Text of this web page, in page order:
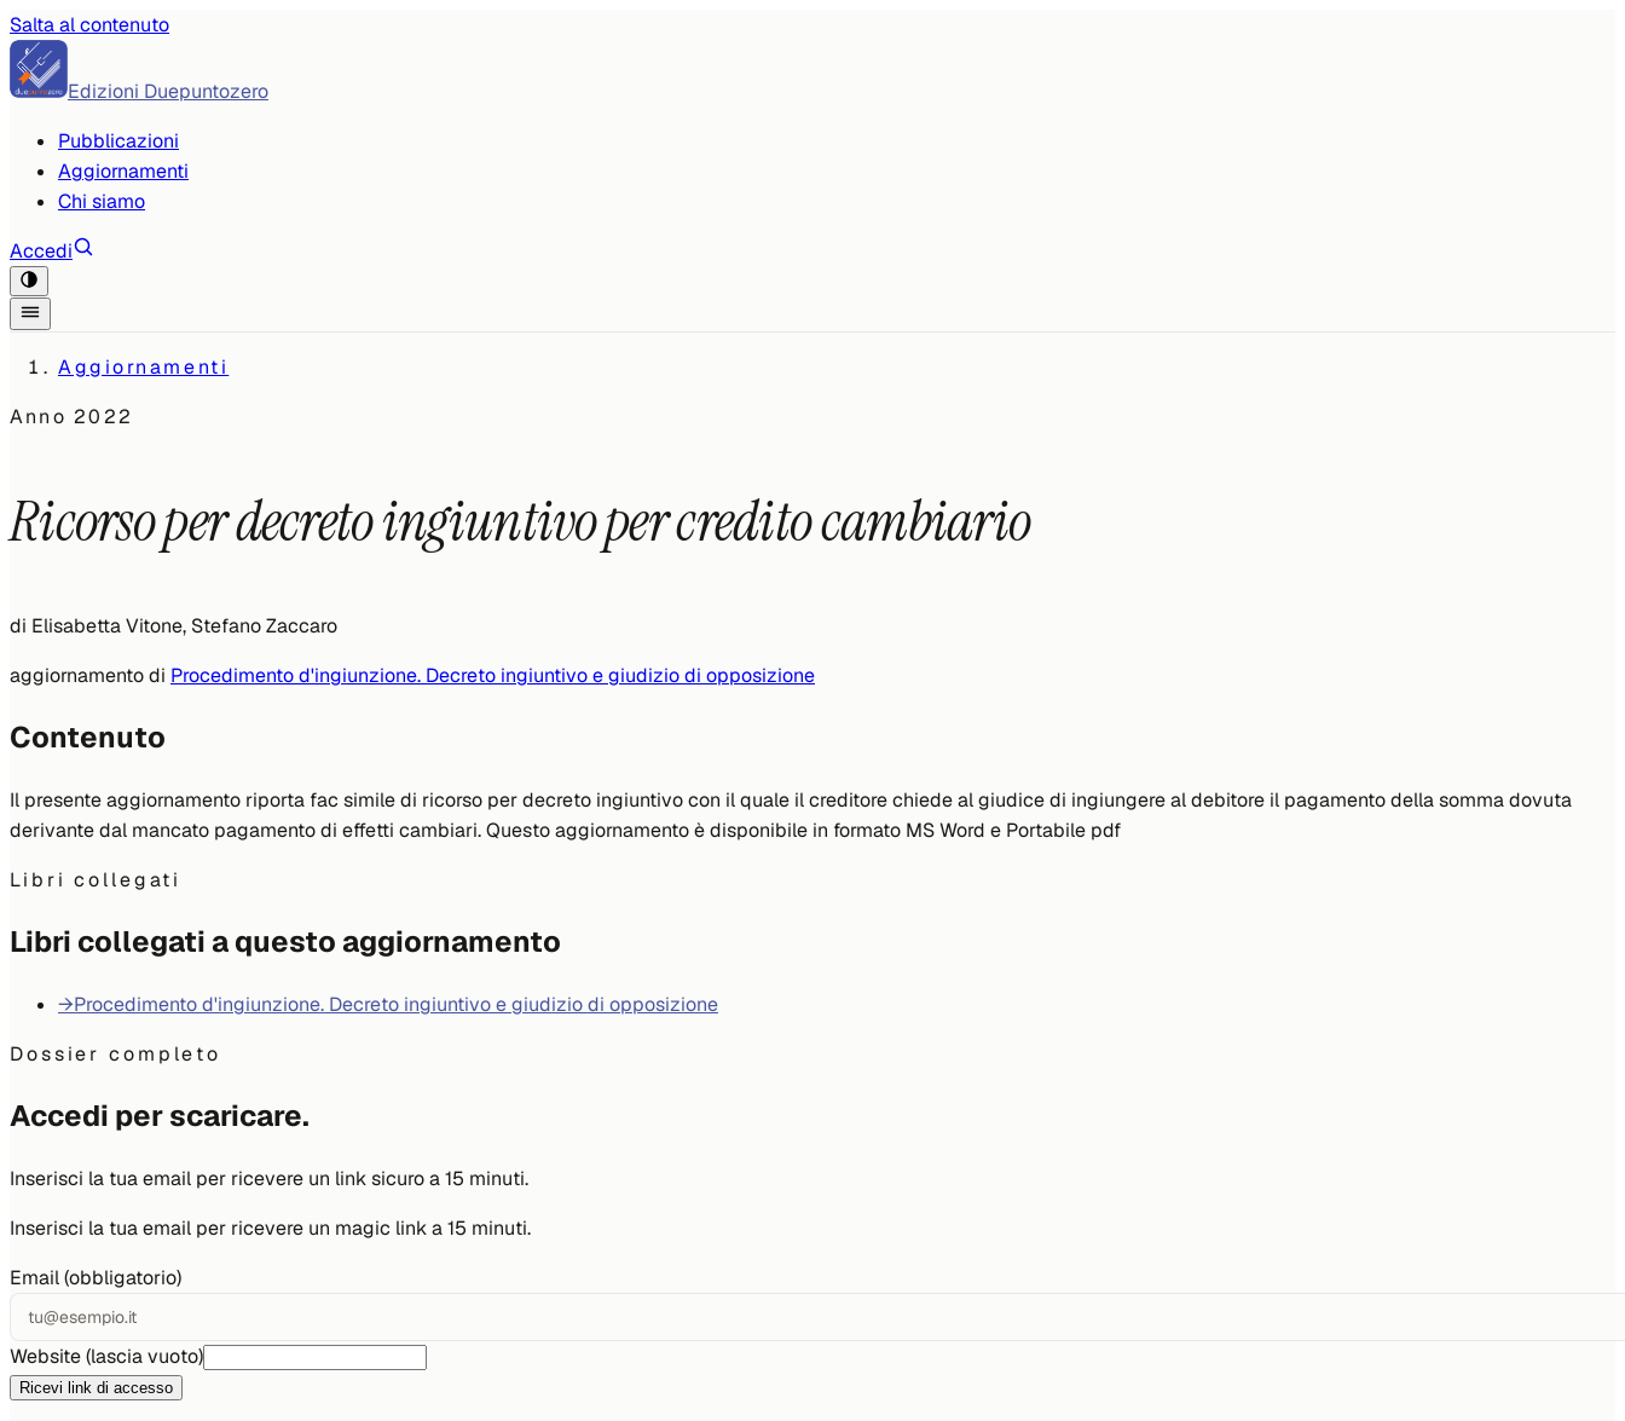
Salta al contenuto
Edizioni Duepuntozero
Pubblicazioni
Aggiornamenti
Chi siamo
Accedi
Aggiornamenti
Anno2022
Ricorso per decreto ingiuntivo per credito cambiario
di Elisabetta Vitone, Stefano Zaccaro
aggiornamento di Procedimento d'ingiunzione. Decreto ingiuntivo e giudizio di opposizione
Contenuto
Il presente aggiornamento riporta fac simile di ricorso per decreto ingiuntivo con il quale il creditore chiede al giudice di ingiungere al debitore il pagamento della somma dovuta
derivante dal mancato pagamento di effetti cambiari. Questo aggiornamento è disponibile in formato MS Word e Portabile pdf
Libri collegati
Libri collegati a questo aggiornamento
→Procedimento d'ingiunzione. Decreto ingiuntivo e giudizio di opposizione
Dossier completo
Accedi per scaricare.
Inserisci la tua email per ricevere un link sicuro a 15 minuti.
Inserisci la tua email per ricevere un magic link a 15 minuti.
Email (obbligatorio)
Website (lascia vuoto)
Ricevi link di accesso